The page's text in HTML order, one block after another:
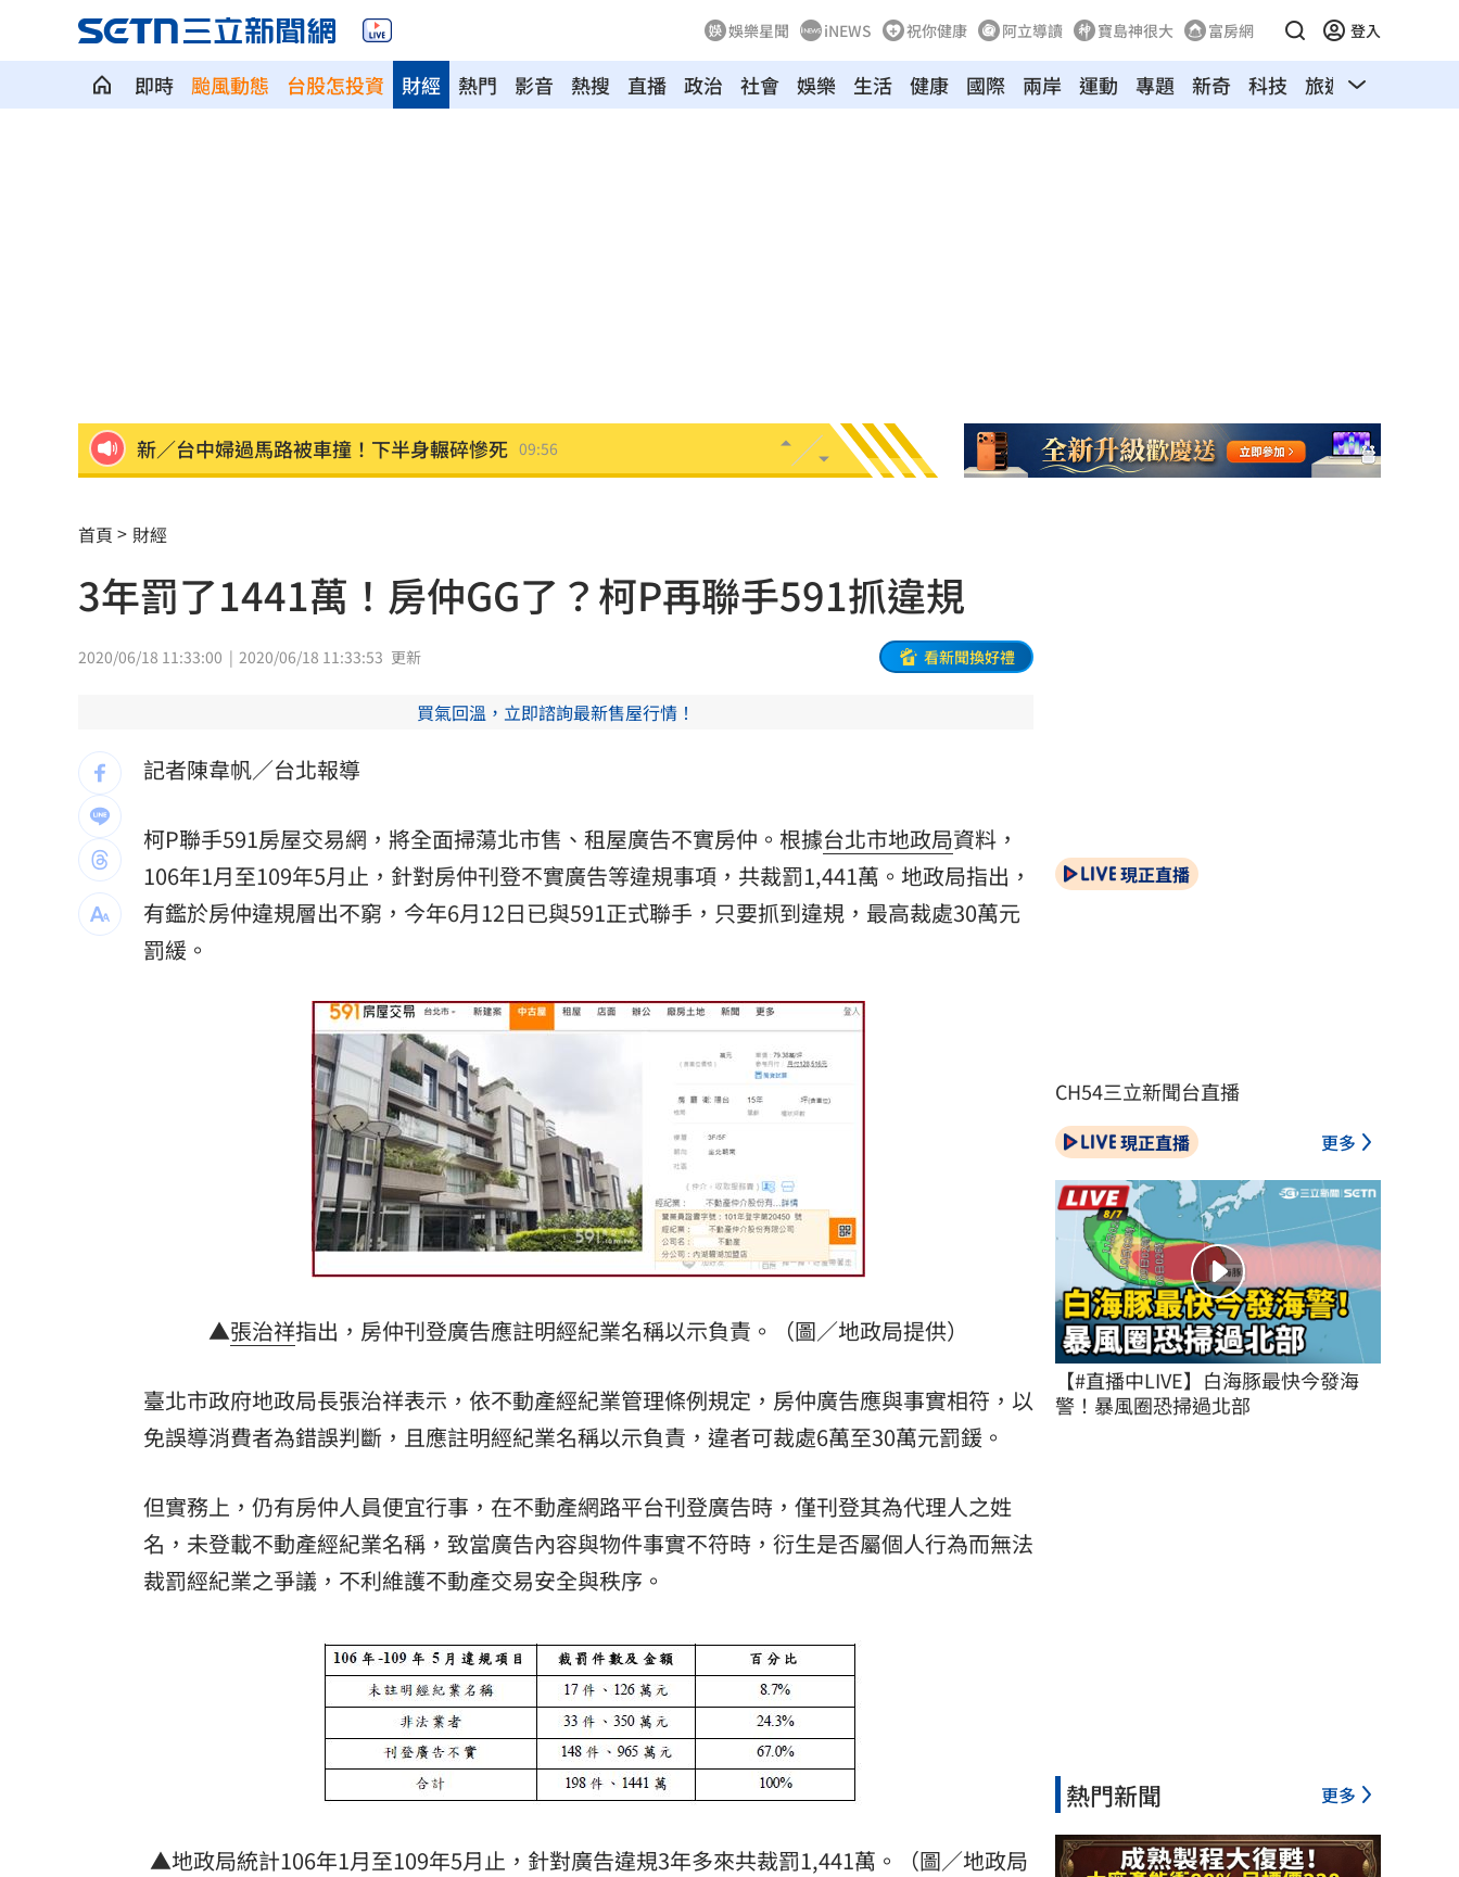
娛樂星聞 iNEWS 祝你健康 阿立導讀 寶島神很大 富房網 登入
即時 颱風動態 台股怎投資 熱門 影音 熱搜 直播 政治 社會 娛樂 生活 健康 國際 兩岸 運動
財經 專題 新奇 科技 旅遊 汽車
新／台中婦過馬路被車撞！下半身輾碎慘死 09:56
4大超商父親節「咖啡買1送1、買8送8」！
惡狼性侵關12年不怕：出聲殺死妳！下場曝 09:47
上架4天賣掉 為何台灣人狂買中古電動車
昔暴瘦雙頰凹陷 大咖女星公開露臉狀態曝
新／爆涉貪！議員范織欽…遭檢方聲押 09:39
離婚台中富商 八點檔女星首合體兒女哭了
12秒斷魂片曝！水果商員工…卡擠扁車頭亡
陳妍希離婚陳曉 9歲兒暴風式抽高近照曝 09:28
慈濟被詐10億！蔣萬安「名言」翻車被酸爆
新片遭刪戲 羅志祥被目擊赴泰拜四面佛 09:24
苦苓喊「唐朝不存在」 網紅批瞎編歷史 09:22
台灣彩券開獎直播中 20:31
LIVE三立+24小時直播 15:27
8國球員齊聚高雄 Formosa 7s掀足球熱潮 10:00
理想混蛋號召粉絲跨海追星吃美食！ 18:15
首頁 財經
3年罰了1441萬！房仲GG了？柯P再聯手591抓違規
2020/06/18 11:33:00 2020/06/18 11:33:53 更新 看新聞換好禮
買氣回溫，立即諮詢最新售屋行情！
記者陳韋帆／台北報導
柯P聯手591房屋交易網，將全面掃蕩北市售、租屋廣告不實房仲。根據台北市地政局資料，
106年1月至109年5月止，針對房仲刊登不實廣告等違規事項，共裁罰1,441萬。地政局指出，
有鑑於房仲違規層出不窮，今年6月12日已與591正式聯手，只要抓到違規，最高裁處30萬元
罰緩。
▲張治祥指出，房仲刊登廣告應註明經紀業名稱以示負責。（圖／地政局提供）
臺北市政府地政局長張治祥表示，依不動產經紀業管理條例規定，房仲廣告應與事實相符，以
免誤導消費者為錯誤判斷，且應註明經紀業名稱以示負責，違者可裁處6萬至30萬元罰鍰。
但實務上，仍有房仲人員便宜行事，在不動產網路平台刊登廣告時，僅刊登其為代理人之姓
名，未登載不動產經紀業名稱，致當廣告內容與物件事實不符時，衍生是否屬個人行為而無法
裁罰經紀業之爭議，不利維護不動產交易安全與秩序。
▲地政局統計106年1月至109年5月止，針對廣告違規3年多來共裁罰1,441萬。（圖／地政局
現正直播
CH54三立新聞台直播
現正直播 更多
【#直播中LIVE】白海豚最快今發海
警！暴風圈恐掃過北部
熱門新聞 更多